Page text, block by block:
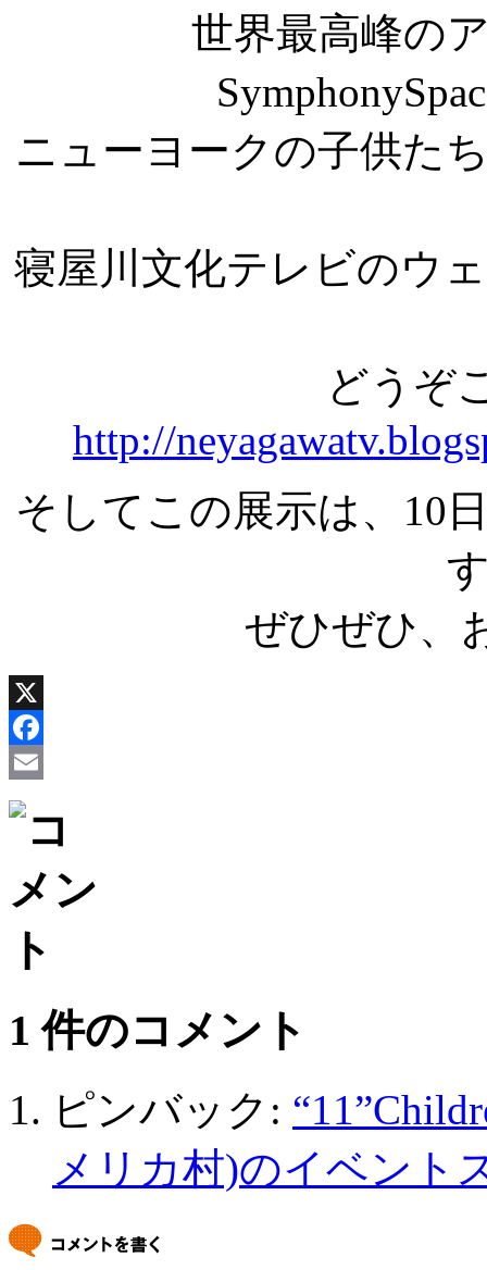
世界最高峰の
ニューヨークの子供た
寝屋川文化テレビのウ
どうぞ
http://
そしてこの展示は、10
ぜひぜひ、
X
Facebook
Email
1 件のコメント
ピンバック:
メリカ村)のイベント